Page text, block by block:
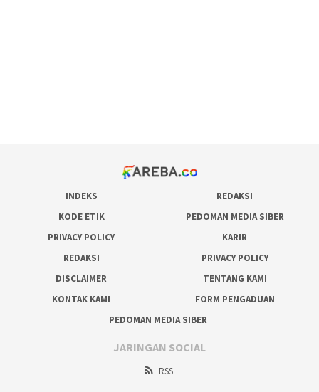
INDEKS
REDAKSI
KODE ETIK
PEDOMAN MEDIA SIBER
PRIVACY POLICY
KARIR
REDAKSI
PRIVACY POLICY
DISCLAIMER
TENTANG KAMI
KONTAK KAMI
FORM PENGADUAN
PEDOMAN MEDIA SIBER
JARINGAN SOCIAL
RSS